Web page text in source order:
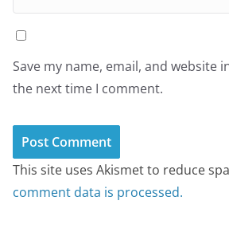
Save my name, email, and website
the next time I comment.
This site uses Akismet to reduce
comment data is processed.